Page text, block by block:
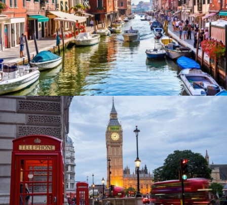
július 7, 2025 webcreative